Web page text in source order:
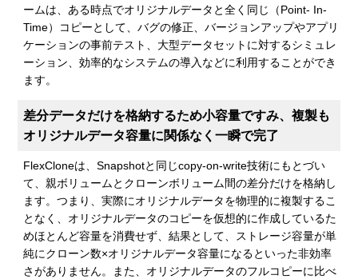
ームは、ある時点でオリジナルデータと全く同じ（Point- In-
Time）コピーとして、バグの修正、バージョンアップやアプリ
ケーションの事前テスト、大型データセットに対するシミュレ
ーション、効率的なシステムの導入などに利用することができ
ます。
差分データだけを格納するため小容量ですみ、複製も
オリジナルデータ容量に関係なく一瞬で完了
FlexCloneは、Snapshotと同じcopy-on-write技術にもとづい
て、親ボリュームとクローンボリューム間の差分だけを格納し
ます。つまり、実際にオリジナルデータを物理的に複製するこ
となく、オリジナルデータのコピーを仮想的に作成しているた
めほとんど容量を消費せず、結果として、ストレージ容量が単
純にクローン数×オリジナルデータ容量になるといった非効率
さがありません。また、オリジナルデータのフルコピーに比べ